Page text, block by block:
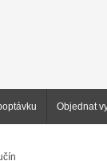
Objednat